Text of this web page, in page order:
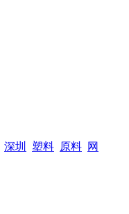
深圳 塑料 原料 网